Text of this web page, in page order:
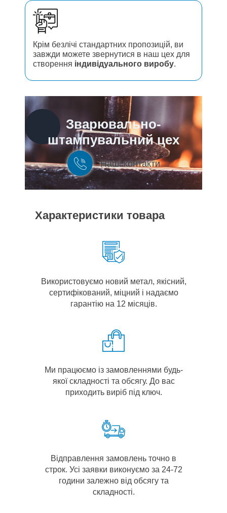
Крім безлічі стандартних пропозицій, ви
завжди можете звернутися в наш цех для
створення індивідуального виробу.
Зварювально-
штампувальний цех
Наші контакти
Характеристики товара
Використовуємо новий метал, якісний,
сертифікований, міцний і надаємо
гарантію на 12 місяців.
Ми працюємо із замовленнями будь-
якої складності та обсягу. До вас
приходить виріб під ключ.
Відправлення замовлень точно в
строк. Усі заявки виконуємо за 24-72
години залежно від обсягу та
складності.